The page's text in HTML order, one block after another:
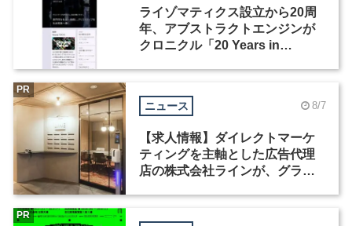
ライゾマティクス設立から20周
年、アブストラクトエンジンが
クロニクル「20 Years in
ニュース 8/7
【求人情報】ダイレクトマーケ
ティングを主軸とした広告代理
店の株式会社ラインが、グラフ
PR
PR